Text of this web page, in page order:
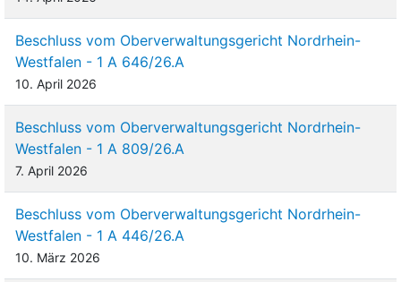
Beschluss vom Oberverwaltungsgericht Nordrhein-
Westfalen - 1 A 646/26.A
10. April 2026
Beschluss vom Oberverwaltungsgericht Nordrhein-
Westfalen - 1 A 809/26.A
7. April 2026
Beschluss vom Oberverwaltungsgericht Nordrhein-
Westfalen - 1 A 446/26.A
10. März 2026